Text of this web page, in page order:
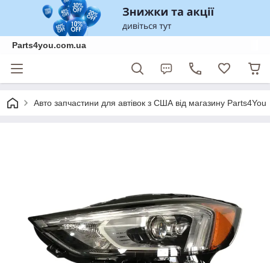
Parts4you.com.ua
Авто запчастини для автівок з США від магазину Parts4You